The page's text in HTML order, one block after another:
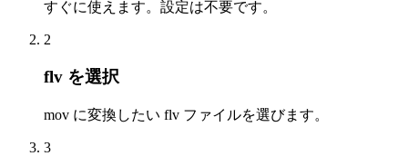
すぐに使えます。設定は不要です。
2
flv を選択
mov に変換したい flv ファイルを選びます。
3